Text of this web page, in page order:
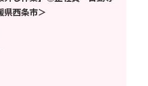
県西条市＞